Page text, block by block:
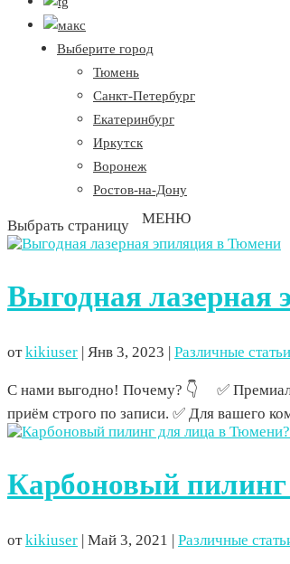
Выберите город
Тюмень
Санкт-Петербург
Екатеринбург
Иркутск
Воронеж
Ростов-на-Дону
Выбрать страницу
Выгодная
отkikiuser | Янв 3, 2023 | Различные статьи
С нами выгодно! Почему? 👇 ⠀ ✅
приём строго по записи. ✅ Для вашего
Карбоновый
отkikiuser | Май 3, 2021 | Различные